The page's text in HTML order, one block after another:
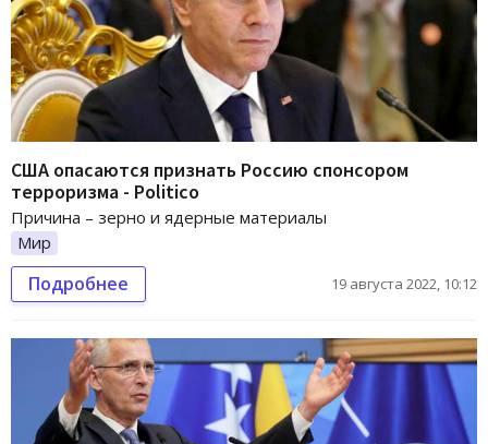
США опасаются признать Россию спонсором
терроризма - Politico
Причина – зерно и ядерные материалы
Мир
Подробнее 19 августа 2022, 10:12